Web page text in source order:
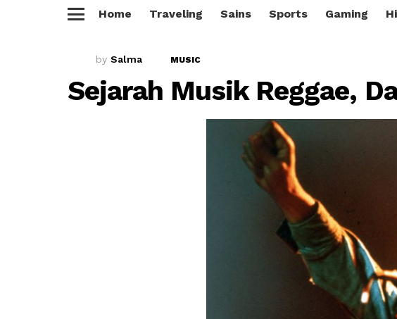
Home Traveling Sains Sports Gaming
by Salma MUSIC
Sejarah Musik Reggae,